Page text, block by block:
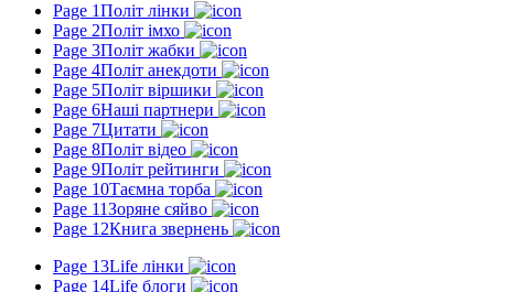
Page 1Політ лінки
Page 2Політ імхо
Page 3Політ жабки
Page 4Політ анекдоти
Page 5Політ віршики
Page 6Наші партнери
Page 7Цитати
Page 8Політ відео
Page 9Політ рейтинги
Page 10Таємна торба
Page 11Зоряне сяйво
Page 12Книга звернень
Page 13Life лінки
Page 14Life блоги